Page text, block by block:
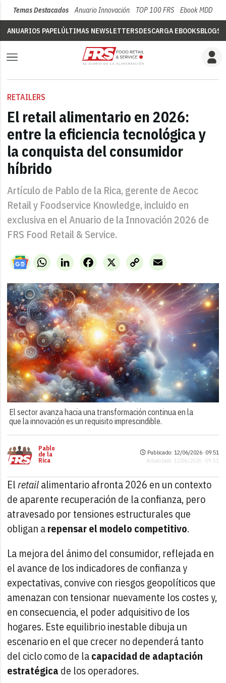
Temas Destacados Anuario Innovación TOP 100 FRS Ebook MDD
ANUARIOS PAPELÚLTIMAS NEWSLETTERSDESCARGA EBOOKSBLOGS
RETAILERS
El retail alimentario en 2026:
entre la eficiencia tecnológica y
la conquista del consumidor
híbrido
Artículo de Pablo de la Rica, gerente de Aecoc
Retail y Foodservice Knowledge, incluido en
exclusiva en el Anuario de la Innovación 2026 de
FRS Food Retail & Service.
WhatsAppLinkedIn X
Facebook
Copy
Link
Email
El sector avanza hacia una transformación continua en la
que la innovación es un requisito imprescindible.
Pablo
de la
Rica
Publicado: 12/06/2026 ·09:51
Actualizado: 12/06/2026 · 09:51
Elretailalimentario afronta 2026 en un contexto
de aparente recuperación de la confianza, pero
atravesado por tensiones estructurales que
obligan arepensar el modelo competitivo.
La mejora del ánimo del consumidor, reflejada en
el avance de los indicadores de confianza y
expectativas, convive con riesgos geopolíticos que
amenazan con tensionar nuevamente los costes y,
en consecuencia, el poder adquisitivo de los
hogares. Este equilibrio inestable dibuja un
escenario en el que crecer no dependerá tanto
del ciclo como de lacapacidad de adaptación
estratégica de los operadores.